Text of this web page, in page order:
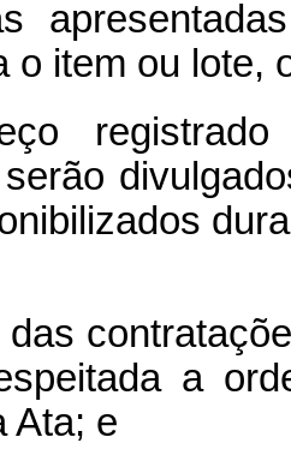
o item ou lote,
registrado
a
Ata; e